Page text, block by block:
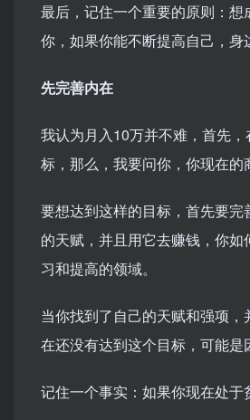
最后，记住一个重要的原则：
你，如果你能不断提高自己，身
先完善内在
我认为月入10万并不难，首先
标，那么，我要问你，你现在
要想达到这样的目标，首先要
的天赋，并且用它去赚钱，你
习和提高的领域。
当你找到了自己的天赋和强项
在还没有达到这个目标，可能是
记住一个事实：如果你现在处于